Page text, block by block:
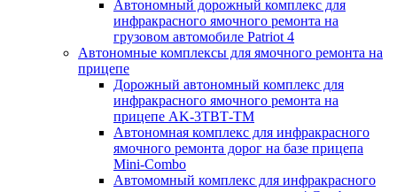
Автономный дорожный комплекс для
инфракрасного ямочного ремонта на
грузовом автомобиле Patriot 4
Автономные комплексы для ямочного ремонта на
прицепе
Дорожный автономный комплекс для
инфракрасного ямочного ремонта на
прицепе AK-3ТВТ-ТМ
Автономная комплекс для инфракрасного
ямочного ремонта дорог на базе прицепа
Mini-Combo
Автомомный комплекс для инфракрасного